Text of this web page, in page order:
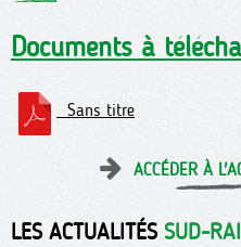
Documents à
Sans titre
ACCÉDER À
LES ACTUALITÉS SUD-